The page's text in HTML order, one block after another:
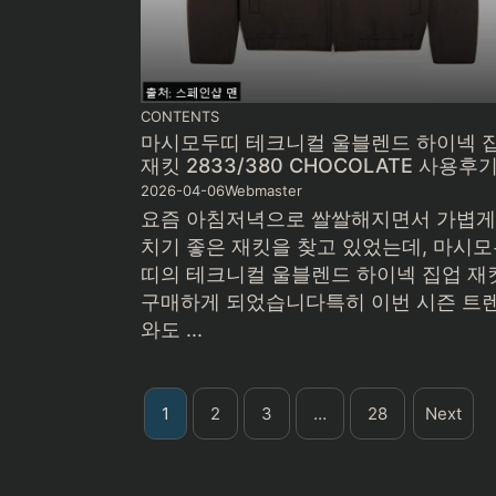
CONTENTS
마시모두띠 테크니컬 울블렌드 하이넥
재킷 2833/380 CHOCOLATE 사용후기
2026-04-06Webmaster
요즘 아침저녁으로 쌀쌀해지면서 가볍
치기 좋은 재킷을 찾고 있었는데, 마시모
띠의 테크니컬 울블렌드 하이넥 집업 재
구매하게 되었습니다특히 이번 시즌 트
와도 ...
1 2 3 … 28 Next